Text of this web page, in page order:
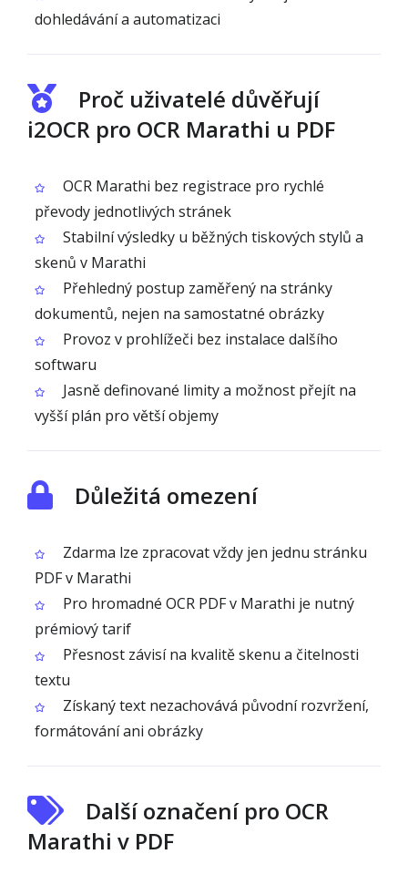
dohledávání a automatizaci
Proč uživatelé důvěřují
i2OCR pro OCR Marathi u PDF
OCR Marathi bez registrace pro rychlé
převody jednotlivých stránek
Stabilní výsledky u běžných tiskových stylů a
skenů v Marathi
Přehledný postup zaměřený na stránky
dokumentů, nejen na samostatné obrázky
Provoz v prohlížeči bez instalace dalšího
softwaru
Jasně definované limity a možnost přejít na
vyšší plán pro větší objemy
Důležitá omezení
Zdarma lze zpracovat vždy jen jednu stránku
PDF v Marathi
Pro hromadné OCR PDF v Marathi je nutný
prémiový tarif
Přesnost závisí na kvalitě skenu a čitelnosti
textu
Získaný text nezachovává původní rozvržení,
formátování ani obrázky
Další označení pro OCR
Marathi v PDF